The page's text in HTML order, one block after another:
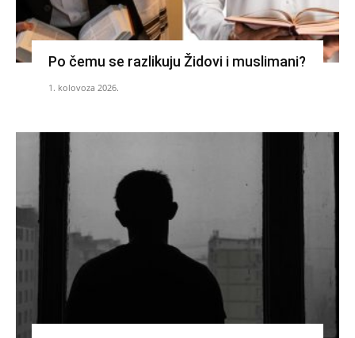
Po čemu se razlikuju Židovi i muslimani?
1. kolovoza 2026.